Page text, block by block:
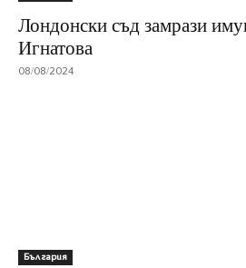
Лондонски съд замрази
Игнатова
08/08/2024
България